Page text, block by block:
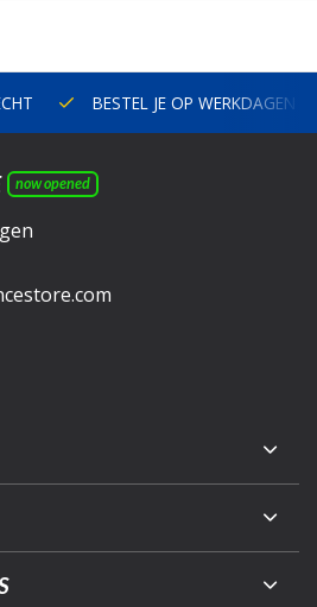
BESTEL JE OP WERKDAGEN
now opened